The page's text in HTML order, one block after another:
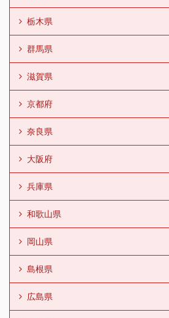
栃木県
群馬県
滋賀県
京都府
奈良県
大阪府
兵庫県
和歌山県
岡山県
島根県
広島県